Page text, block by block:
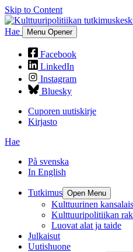
Skip to Content
Hae Menu Opener
Facebook
LinkedIn
Instagram
Bluesky
Cuporen uutiskirje
Kirjasto
Hae
På svenska
In English
Tutkimus Open Menu
Kulttuurinen
Kulttuuripolitiikan
Luovat alat ja taide
Julkaisut
Uutishuone